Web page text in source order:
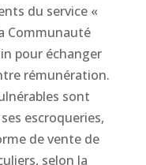
du service «
Communauté
pour échanger
rémunération.
sont
escroqueries,
de vente de
selon la